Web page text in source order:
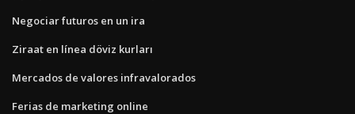
Negociar futuros en un ira
Ziraat en línea döviz kurları
Mercados de valores infravalorados
Ferias de marketing online